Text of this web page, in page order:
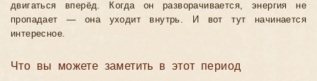
двигаться вперёд. Когда он разворачивается, энергия не
пропадает — она уходит внутрь. И вот тут начинается
интересное.
Что вы можете заметить в этот период